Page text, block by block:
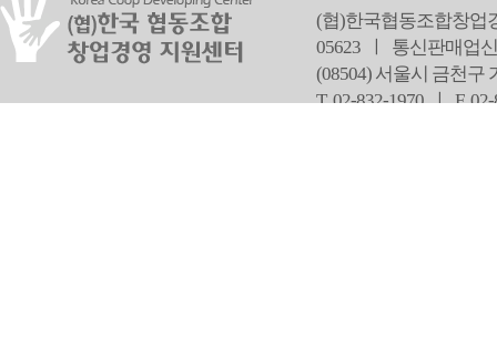
(협)한국협동조합창업
05623 ㅣ 통신판매업
(08504) 서울시 금천구
T 02-832-1970 ㅣF